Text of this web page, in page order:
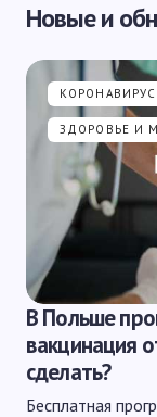
Новые и
ЗДОРОВЬЕ И
В Польше
вакцинация
сделать?
Бесплатная